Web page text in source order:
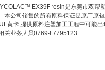
EX39F resin是东莞市双帮
本公司销售的所有原料保证是原厂原
黄卡,提供原料注塑加工工程中可能
关业务人员0769-87795123